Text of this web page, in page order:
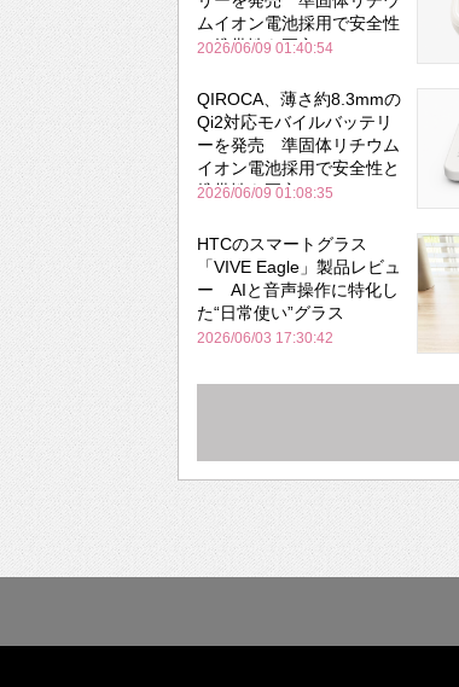
ムイオン電池採用で安全性
と携帯性を両立
2026/06/09 01:40:54
QIROCA、薄さ約8.3mmの
Qi2対応モバイルバッテリ
ーを発売 準固体リチウム
イオン電池採用で安全性と
携帯性を両立
2026/06/09 01:08:35
HTCのスマートグラス
「VIVE Eagle」製品レビュ
ー AIと音声操作に特化し
た“日常使い”グラス
2026/06/03 17:30:42